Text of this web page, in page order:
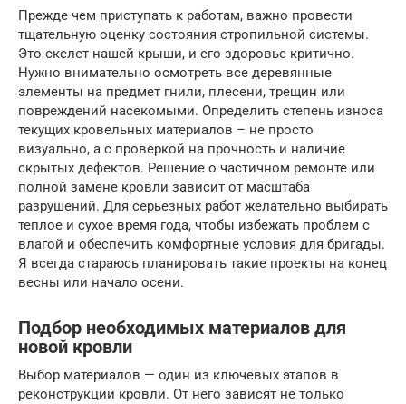
Прежде чем приступать к работам, важно провести
тщательную оценку состояния стропильной системы.
Это скелет нашей крыши, и его здоровье критично.
Нужно внимательно осмотреть все деревянные
элементы на предмет гнили, плесени, трещин или
повреждений насекомыми. Определить степень износа
текущих кровельных материалов – не просто
визуально, а с проверкой на прочность и наличие
скрытых дефектов. Решение о частичном ремонте или
полной замене кровли зависит от масштаба
разрушений. Для серьезных работ желательно выбирать
теплое и сухое время года, чтобы избежать проблем с
влагой и обеспечить комфортные условия для бригады.
Я всегда стараюсь планировать такие проекты на конец
весны или начало осени.
Подбор необходимых материалов для
новой кровли
Выбор материалов — один из ключевых этапов в
реконструкции кровли. От него зависят не только